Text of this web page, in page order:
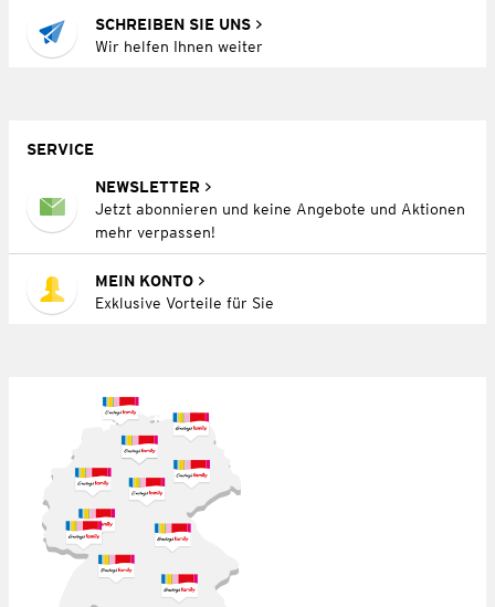
SCHREIBEN SIE UNS
Wir helfen Ihnen weiter
SERVICE
NEWSLETTER
Jetzt abonnieren und keine Angebote und Aktionen
mehr verpassen!
MEIN KONTO
Exklusive Vorteile für Sie